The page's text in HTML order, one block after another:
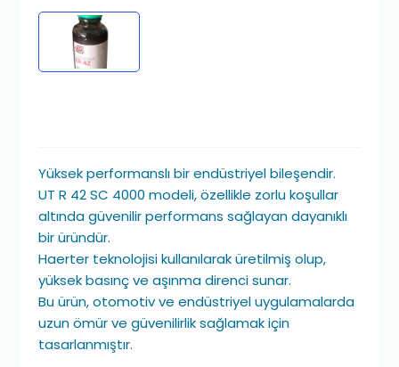
Yüksek performanslı bir endüstriyel bileşendir.
UT R 42 SC 4000 modeli, özellikle zorlu koşullar
altında güvenilir performans sağlayan dayanıklı
bir üründür.
Haerter teknolojisi kullanılarak üretilmiş olup,
yüksek basınç ve aşınma direnci sunar.
Bu ürün, otomotiv ve endüstriyel uygulamalarda
uzun ömür ve güvenilirlik sağlamak için
tasarlanmıştır.